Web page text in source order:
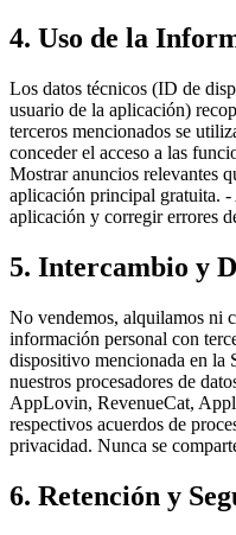
4. Uso de la
Los datos técnicos (ID de
usuario de la aplicación)
terceros mencionados se
conceder el acceso a las
Mostrar anuncios relevantes
aplicación principal gratuita.
aplicación y corregir errores
5. Intercambio y
No vendemos, alquilamos ni
información personal con
dispositivo mencionada en la
nuestros procesadores de
AppLovin, RevenueCat,
respectivos acuerdos de
privacidad. Nunca se
6. Retención y